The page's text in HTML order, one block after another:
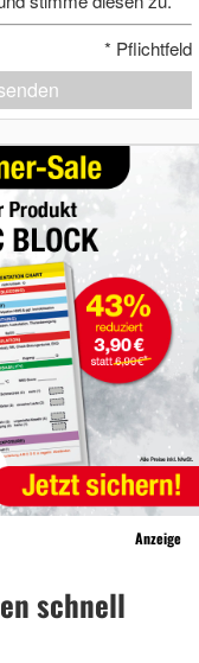
* Pflichtfeld
Anzeige
schnell